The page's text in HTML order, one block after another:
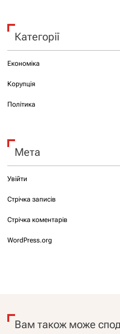
Категорії
Економіка
Корупція
Політика
Мета
Увійти
Стрічка записів
Стрічка коментарів
WordPress.org
Вам також може